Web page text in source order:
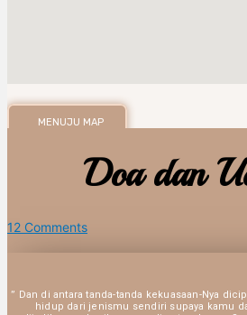
MENUJU MAP
Doa dan
12 Comments
” Dan di antara tanda-tanda kekuasaan-Nya
hidup dari jenismu sendiri supaya kamu